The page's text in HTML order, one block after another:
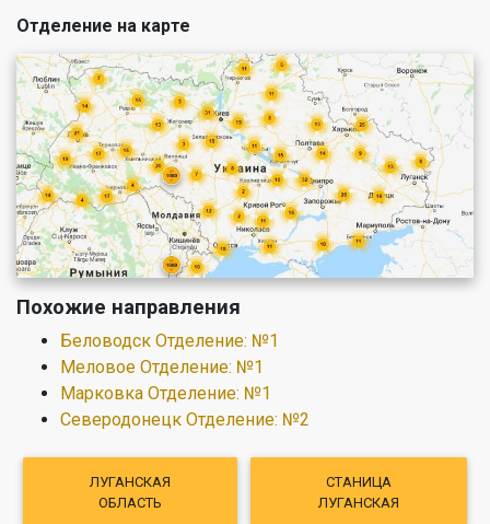
Отделение на карте
Похожие направления
Беловодск Отделение: №1
Меловое Отделение: №1
Марковка Отделение: №1
Северодонецк Отделение: №2
ЛУГАНСКАЯ
ОБЛАСТЬ
СТАНИЦА
ЛУГАНСКАЯ